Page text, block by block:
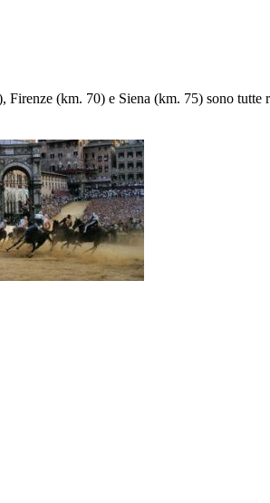
(km. 70) e Siena (km. 75) sono